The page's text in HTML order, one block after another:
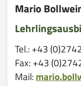
Mario
Tel.: +43
Fax: +43
Mail: